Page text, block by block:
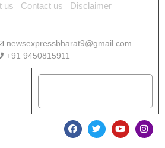
us Contact us
Disclaimer
newsexpressbharat9@gmail.com
+91 9450815911